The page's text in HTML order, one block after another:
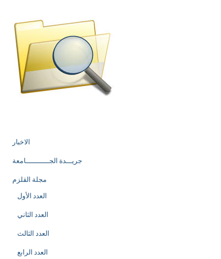
الاخبار
جريـــدة الجــــــــــــامعة
مجلة القلزم
العدد الأول
العدد الثاني
العدد الثالث
العدد الرابع